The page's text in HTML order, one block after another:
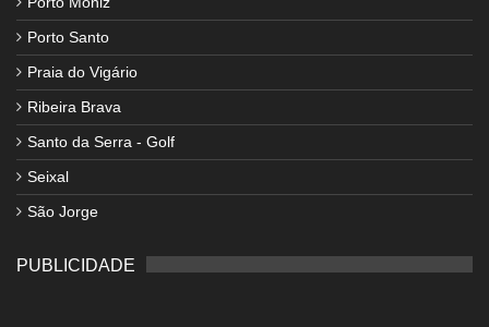
Porto Santo
Praia do Vigário
Ribeira Brava
Santo da Serra - Golf
Seixal
São Jorge
PUBLICIDADE